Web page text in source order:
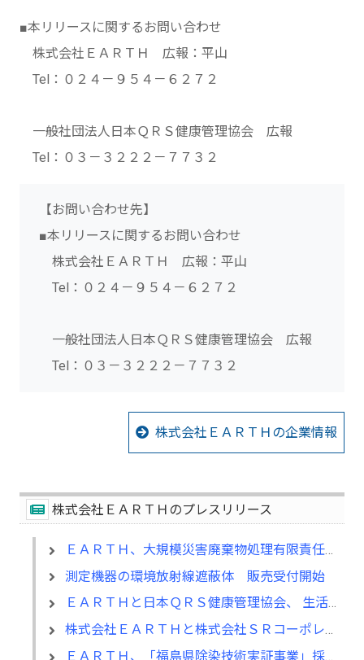
■本リリースに関するお問い合わせ
株式会社ＥＡＲＴＨ 広報：平山
Tel：０２４－９５４－６２７２
一般社団法人日本ＱＲＳ健康管理協会 広報
Tel：０３－３２２２－７７３２
【お問い合わせ先】
■本リリースに関するお問い合わせ
株式会社ＥＡＲＴＨ 広報：平山
Tel：０２４－９５４－６２７２
一般社団法人日本ＱＲＳ健康管理協会 広報
Tel：０３－３２２２－７７３２
株式会社ＥＡＲＴＨの企業情報
株式会社ＥＡＲＴＨのプレスリリース
ＥＡＲＴＨ、大規模災害廃棄物処理有限責任事業組合加入
測定機器の環境放射線遮蔽体 販売受付開始
ＥＡＲＴＨと日本ＱＲＳ健康管理協会、 生活環境に起因するＱＲＳ健康チェックでの業務提携を締結
株式会社ＥＡＲＴＨと株式会社ＳＲコーポレーション、除染事業で業務提携を締結
ＥＡＲＴＨ、「福島県除染技術実証事業」採択に関するお知らせ